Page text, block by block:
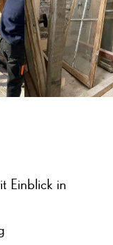
Einblick in